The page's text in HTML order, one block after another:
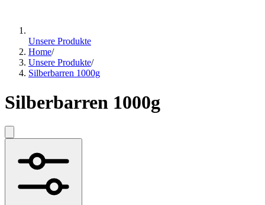
Unsere Produkte
Home/
Unsere Produkte/
Silberbarren 1000g
Silberbarren 1000g